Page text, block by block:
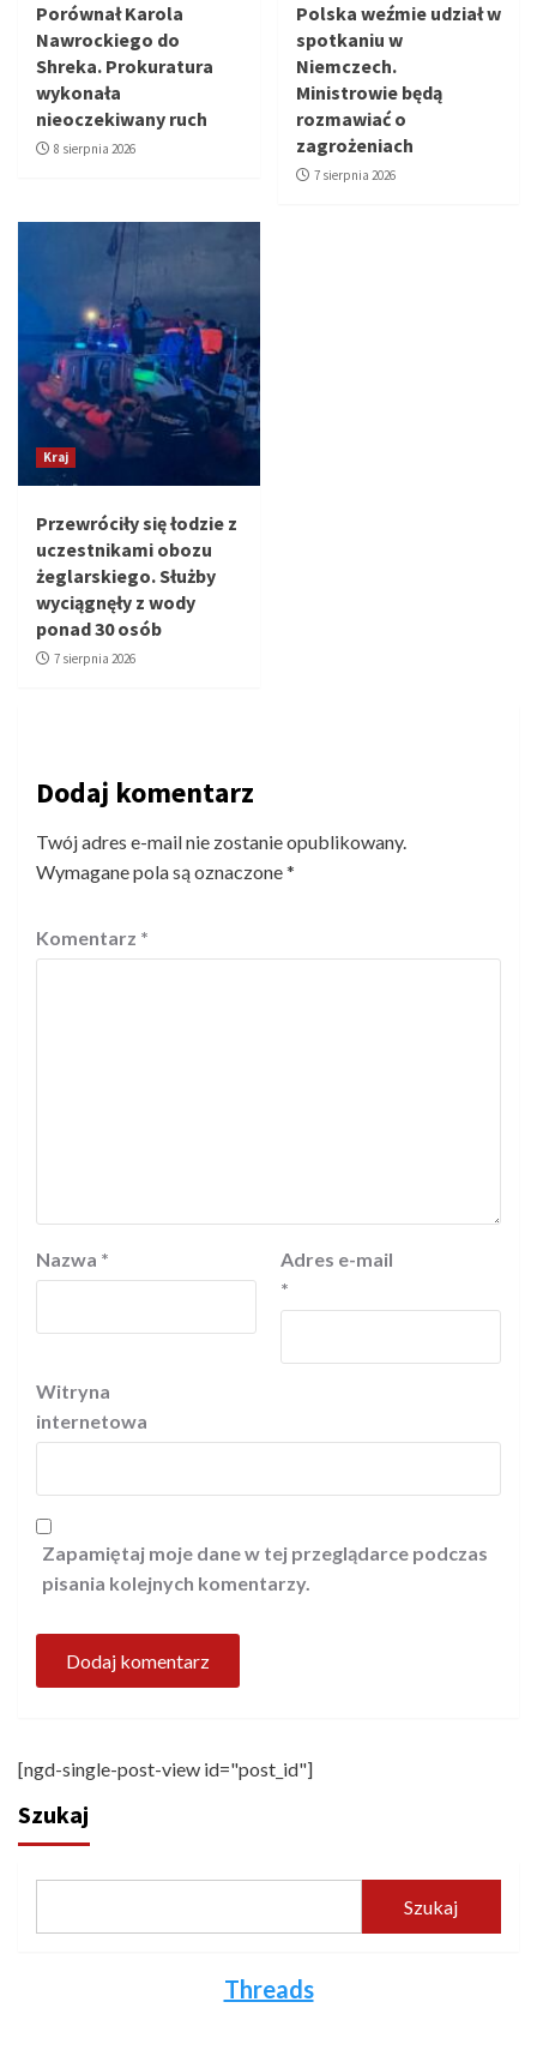
Porównał Karola
Nawrockiego do
Shreka. Prokuratura
wykonała
nieoczekiwany ruch
8 sierpnia 2026
Polska weźmie udział w
spotkaniu w
Niemczech.
Ministrowie będą
rozmawiać o
zagrożeniach
7 sierpnia 2026
Kraj
Przewróciły się łodzie z
uczestnikami obozu
żeglarskiego. Służby
wyciągnęły z wody
ponad 30 osób
7 sierpnia 2026
Dodaj komentarz
Twój adres e-mail nie zostanie opublikowany.
Wymagane pola są oznaczone*
Komentarz *
Nazwa *
Adres e-mail
*
Witryna
internetowa
Zapamiętaj moje dane w tej przeglądarce podczas
pisania kolejnych komentarzy.
[ngd-single-post-view id="post_id"]
Szukaj
Szukaj
Threads